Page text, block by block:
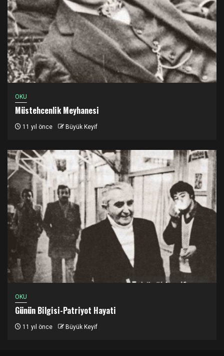
OKU
Müstehcenlik Meyhanesi
11 yıl önce Büyük Keyif
OKU
Günün Bilgisi-Patriyot Hayati
11 yıl önce Büyük Keyif